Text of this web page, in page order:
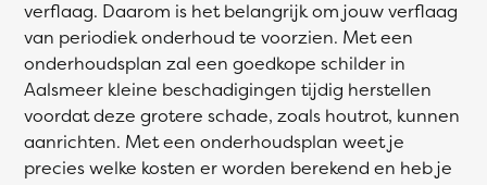
verflaag. Daarom is het belangrijk om jouw verflaag
van periodiek onderhoud te voorzien. Met een
onderhoudsplan zal een goedkope schilder in
Aalsmeer kleine beschadigingen tijdig herstellen
voordat deze grotere schade, zoals houtrot, kunnen
aanrichten. Met een onderhoudsplan weet je
precies welke kosten er worden berekend en heb je